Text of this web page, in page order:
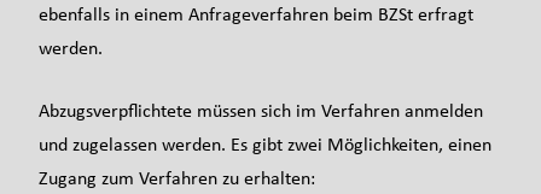
ebenfalls in einem Anfrageverfahren beim BZSt erfragt
werden.
Abzugsverpflichtete müssen sich im Verfahren anmelden
und zugelassen werden. Es gibt zwei Möglichkeiten, einen
Zugang zum Verfahren zu erhalten: